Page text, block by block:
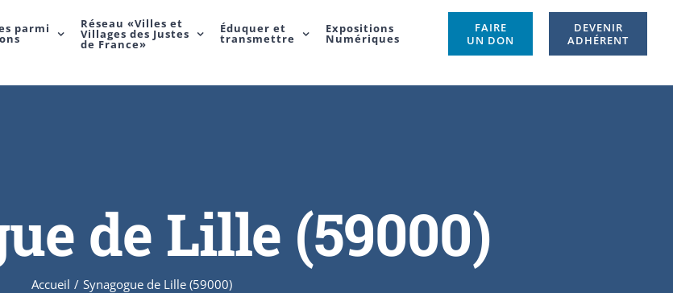
parmi Réseau «Villes et
Villages des Justes
de France»
Éduquer et
transmettre
Expositions
Numériques
FAIRE
UN DON
DEVENIR
ADHÉRENT
de Lille (59000)
Accueil / Synagogue de Lille (59000)